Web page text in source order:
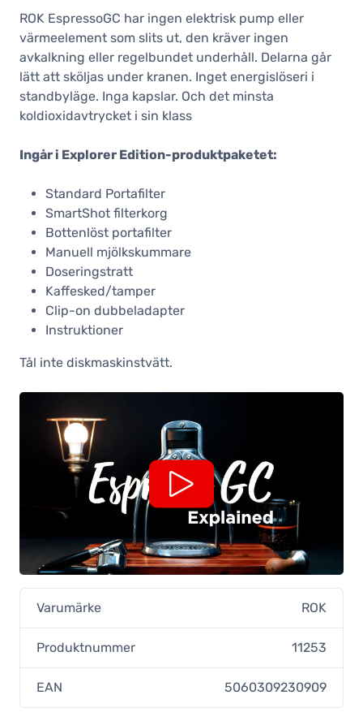
ROK EspressoGC har ingen elektrisk pump eller
värmeelement som slits ut, den kräver ingen
avkalkning eller regelbundet underhåll. Delarna går
lätt att sköljas under kranen. Inget energislöseri i
standbyläge. Inga kapslar. Och det minsta
koldioxidavtrycket i sin klass
Ingår i Explorer Edition-produktpaketet:
Standard Portafilter
SmartShot filterkorg
Bottenlöst portafilter
Manuell mjölkskummare
Doseringstratt
Kaffesked/tamper
Clip-on dubbeladapter
Instruktioner
Tål inte diskmaskinstvätt.
Varumärke ROK
Produktnummer 11253
EAN 5060309230909